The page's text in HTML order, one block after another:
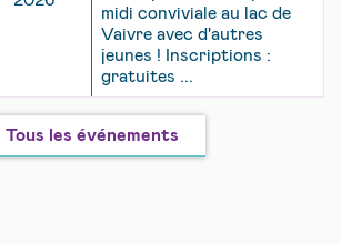
midi conviviale au lac de
Vaivre avec d'autres
jeunes ! Inscriptions :
gratuites ...
Tous les événements